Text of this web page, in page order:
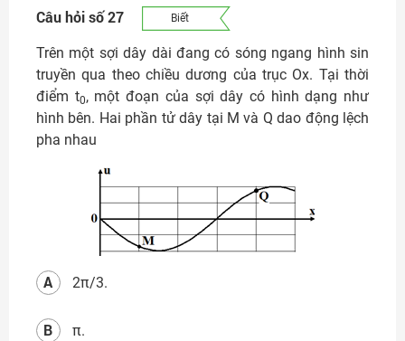
Câu hỏi số 27 Biết
Trên một sợi dây dài đang có sóng ngang hình sin
truyền qua theo chiều dương của trục Ox. Tại thời
điểm t0, một đoạn của sợi dây có hình dạng như
hình bên. Hai phần tử dây tại M và Q dao động lệch
pha nhau
2π/3.
A
π.
B